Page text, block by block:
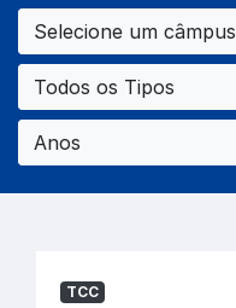
Selecione um câmpus
Todos os Tipos
Anos
TCC